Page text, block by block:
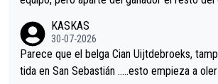
s.La única buena noticia es la mejoría de
astian.Si en la Vuelta a Burgos sigue la
er alguna sorpresa en la Vuelta.Ojalá.
KASKAS
30-07-2026
Parece que el belga Cian Uijtdebroeks,
tida en San Sebastián …..esto empieza a